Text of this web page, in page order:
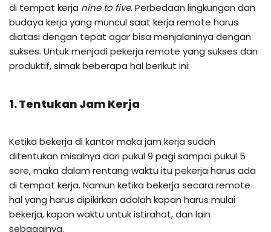
di tempat kerja nine to five.Perbedaan lingkungan dan
budaya kerja yang muncul saat kerja remote harus
diatasi dengan tepat agar bisa menjalaninya dengan
sukses. Untuk menjadi pekerja remote yang sukses dan
produktif, simak beberapa hal berikut ini:
1. Tentukan Jam Kerja
Ketika bekerja di kantor maka jam kerja sudah
ditentukan misalnya dari pukul 9 pagi sampai pukul 5
sore, maka dalam rentang waktu itu pekerja harus ada
di tempat kerja. Namun ketika bekerja secara remote
hal yang harus dipikirkan adalah kapan harus mulai
bekerja, kapan waktu untuk istirahat, dan lain
sebagainya.